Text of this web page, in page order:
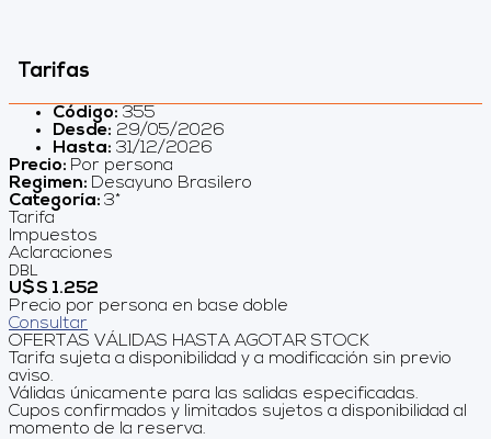
Tarifas
Código: 355
Desde: 29/05/2026
Hasta: 31/12/2026
Precio: Por persona
Regimen: Desayuno Brasilero
Categoría: 3*
Tarifa
Impuestos
Aclaraciones
DBL
U$S 1.252
Precio por persona en base doble
Consultar
OFERTAS VÁLIDAS HASTA AGOTAR STOCK
Tarifa sujeta a disponibilidad y a modificación sin previo
aviso.
Válidas únicamente para las salidas especificadas.
Cupos confirmados y limitados sujetos a disponibilidad al
momento de la reserva.